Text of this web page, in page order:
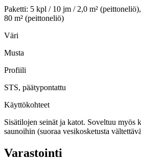
Paketti: 5 kpl / 10 jm / 2,0 m²
80 m² (peittoneliö)
Väri
Musta
Profiili
STS, päätypontattu
Käyttökohteet
Sisätilojen seinät ja katot. Soveltuu myös
saunoihin (suoraa vesikosketusta
Varastointi